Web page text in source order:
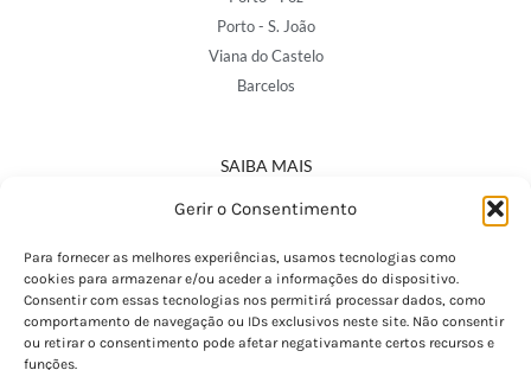
Gerir o Consentimento
Para fornecer as melhores experiências, usamos tecnologias como
cookies para armazenar e/ou aceder a informações do dispositivo.
Consentir com essas tecnologias nos permitirá processar dados, como
comportamento de navegação ou IDs exclusivos neste site. Não consentir
ou retirar o consentimento pode afetar negativamante certos recursos e
funções.
Porto - S. João
Viana do Castelo
Barcelos
SAIBA MAIS
Política de Privacidade
Termos e Condições
Perguntas Frequentes
Custos de Envio
Encomendas Internacionais